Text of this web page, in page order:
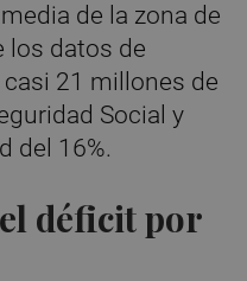
de la zona de
los datos de
21 millones de
Social y
del 16%.
déficit por